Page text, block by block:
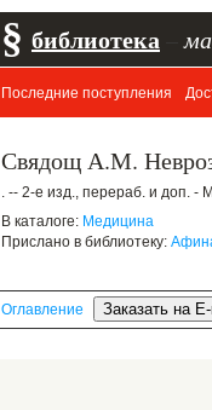
§ библиотека
Последние поступления
Свядощ А.М.
. -- 2-е изд., перераб. и доп.
В каталоге: Медицина
Прислано в библиотеку:
Оглавление